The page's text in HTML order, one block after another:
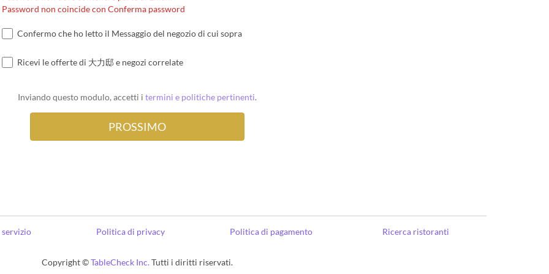
Password non coincide con Conferma password
Confermo che ho letto il Messaggio del negozio di cui sopra
Ricevi le offerte di 大力邸 e negozi correlate
Inviando questo modulo, accetti i termini e politiche pertinenti.
Politica di privacy Politica di pagamento Ricerca ristoranti
Copyright ©TableCheck Inc.Tutti i diritti riservati.